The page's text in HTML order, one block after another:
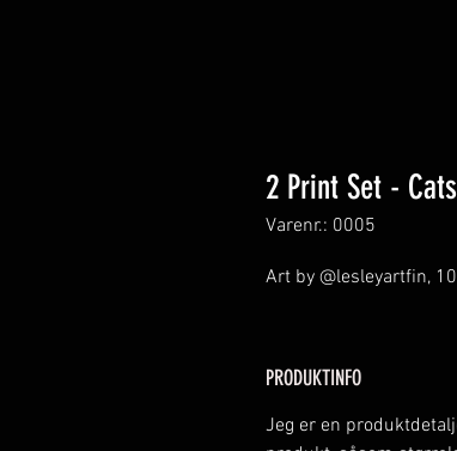
2 Print Set -
Varenr.: 0005
Art by @lesleyartfin,
PRODUKTINFO
Jeg er en